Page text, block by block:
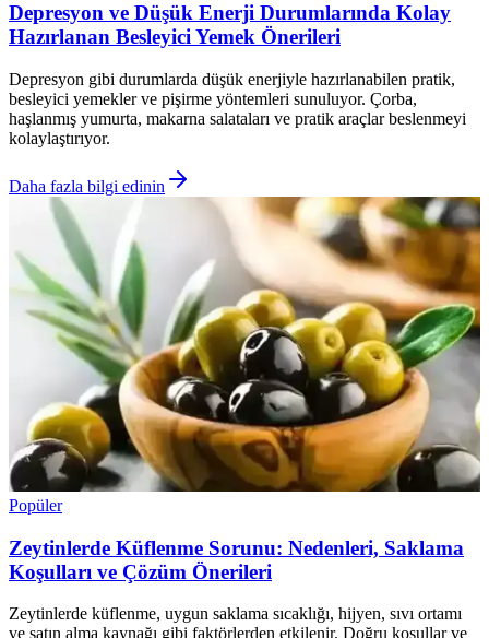
Depresyon ve Düşük Enerji Durumlarında Kolay
Hazırlanan Besleyici Yemek Önerileri
Depresyon gibi durumlarda düşük enerjiyle hazırlanabilen pratik,
besleyici yemekler ve pişirme yöntemleri sunuluyor. Çorba,
haşlanmış yumurta, makarna salataları ve pratik araçlar beslenmeyi
kolaylaştırıyor.
Daha fazla bilgi edinin
Popüler
Zeytinlerde Küflenme Sorunu: Nedenleri, Saklama
Koşulları ve Çözüm Önerileri
Zeytinlerde küflenme, uygun saklama sıcaklığı, hijyen, sıvı ortamı
ve satın alma kaynağı gibi faktörlerden etkilenir. Doğru koşullar ve